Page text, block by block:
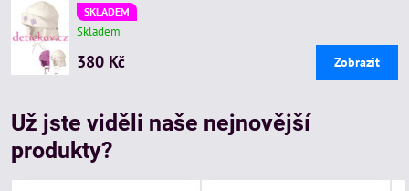
SKLADEM
Skladem
380 Kč Zobrazit
Už jste viděli naše nejnovější
produkty?